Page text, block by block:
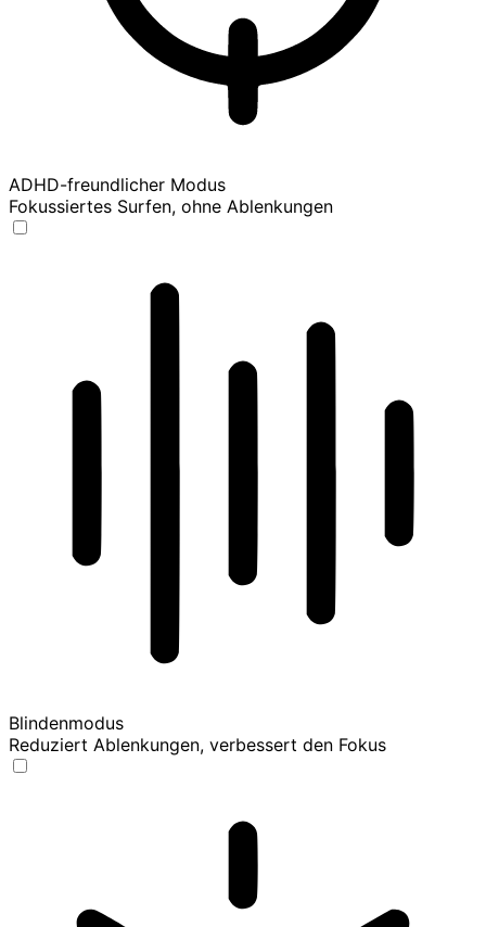
ADHD-freundlicher Modus
Fokussiertes Surfen, ohne Ablenkungen
Blindenmodus
Reduziert Ablenkungen, verbessert den Fokus